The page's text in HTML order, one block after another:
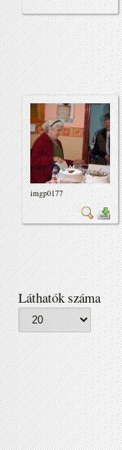
imgp0177
Láthatók száma